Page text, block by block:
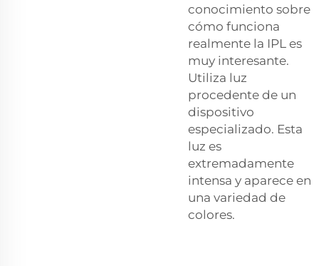
conocimiento sobre
cómo funciona
realmente la IPL es
muy interesante.
Utiliza luz
procedente de un
dispositivo
especializado. Esta
luz es
extremadamente
intensa y aparece en
una variedad de
colores.